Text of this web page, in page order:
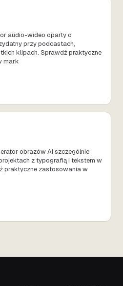
audio-wideo oparty o
przy podcastach,
klipach. Sprawdź praktyczne
mark
obrazów AI szczególnie
z typografią i tekstem w
praktyczne zastosowania w